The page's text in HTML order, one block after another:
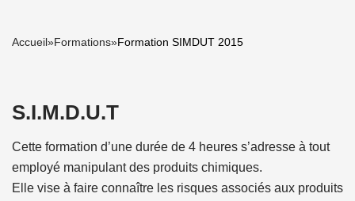
Accueil»Formations»Formation SIMDUT 2015
S.I.M.D.U.T
Cette formation d’une durée de 4 heures s’adresse à tout
employé manipulant des produits chimiques.
Elle vise à faire connaître les risques associés aux produits